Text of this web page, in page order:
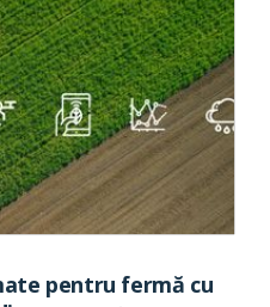
pentru fermă cu